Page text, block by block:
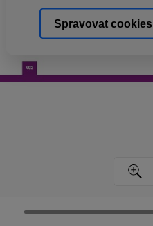
Spravovat cookies